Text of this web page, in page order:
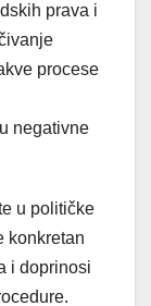
prava i
procese
negativne
u političke
konkretan
i doprinosi